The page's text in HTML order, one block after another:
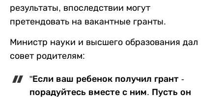
результаты, впоследствии могут
претендовать на вакантные гранты.
Министр науки и высшего образования дал
совет родителям:
"Если ваш ребенок получил грант -
порадуйтесь вместе с ним. Пусть он